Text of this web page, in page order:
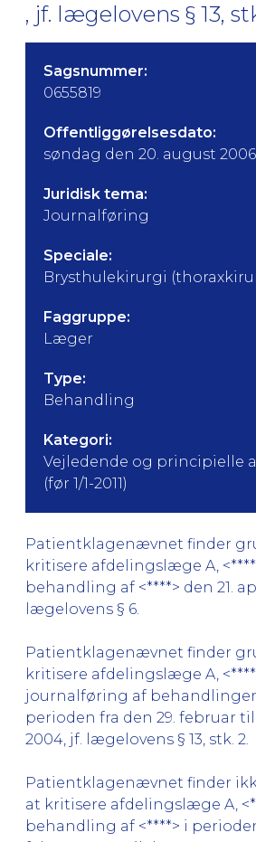
, jf. lægelovens § 13,
Sagsnummer:
0655819
Offentliggørelsesdato:
søndag den 20. august 2006
Juridisk tema:
Journalføring
Speciale:
Brysthulekirurgi
Faggruppe:
Læger
Type:
Behandling
Kategori:
Vejledende og principielle
(før 1/1-2011)
Patientklagenævnet finder
kritisere afdelingslæge A,
behandling af <****> den 21.
lægelovens § 6.
Patientklagenævnet finder
kritisere afdelingslæge A,
journalføring af behandlingen
perioden fra den 29. februar
2004, jf. lægelovens § 13, stk. 2.
Patientklagenævnet finder
at kritisere afdelingslæge A,
behandling af <****> i